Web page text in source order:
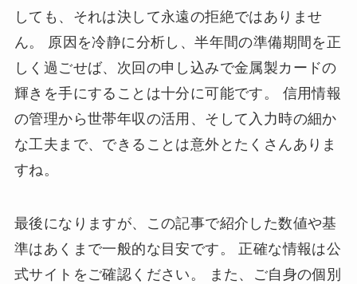
しても、それは決して永遠の拒絶ではありませ
ん。 原因を冷静に分析し、半年間の準備期間を正
しく過ごせば、次回の申し込みで金属製カードの
輝きを手にすることは十分に可能です。 信用情報
の管理から世帯年収の活用、そして入力時の細か
な工夫まで、できることは意外とたくさんありま
すね。
最後になりますが、この記事で紹介した数値や基
準はあくまで一般的な目安です。 正確な情報は公
式サイトをご確認ください。 また、ご自身の個別